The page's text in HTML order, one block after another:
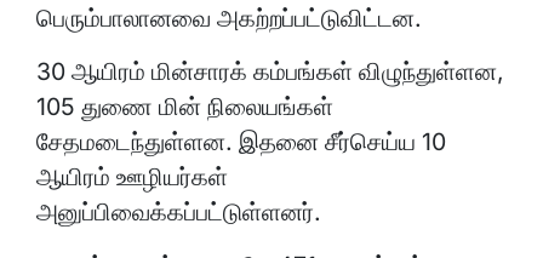
பெரும்பாலானவை அகற்றப்பட்டுவிட்டன.
30 ஆயிரம் மின்சாரக் கம்பங்கள் விழுந்துள்ளன,
105 துணை மின் நிலையங்கள்
சேதமடைந்துள்ளன. இதனை சீர்செய்ய 10
ஆயிரம் ஊழியர்கள்
அனுப்பிவைக்கப்பட்டுள்ளனர்.